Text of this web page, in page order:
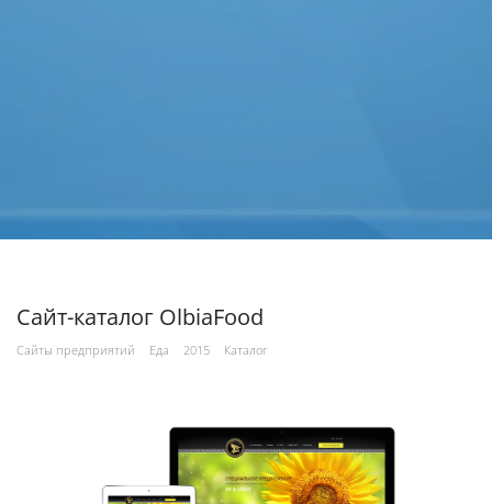
Сайт-каталог OlbiaFood
Сайты предприятий Еда 2015 Каталог